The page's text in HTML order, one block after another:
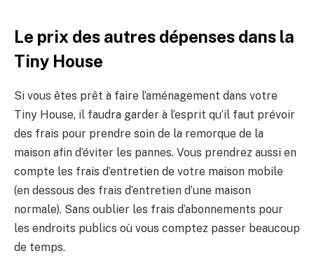
Le prix des autres dépenses dans la
Tiny House
Si vous êtes prêt à faire l’aménagement dans votre
Tiny House, il faudra garder à l’esprit qu’il faut prévoir
des frais pour prendre soin de la remorque de la
maison afin d’éviter les pannes. Vous prendrez aussi en
compte les frais d’entretien de votre maison mobile
(en dessous des frais d’entretien d’une maison
normale). Sans oublier les frais d’abonnements pour
les endroits publics où vous comptez passer beaucoup
de temps.